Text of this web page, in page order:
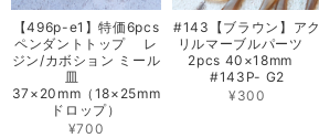
【496p-e1】特価6pcs
ペンダントトップ レ
ジン/カボション ミール
皿
37×20mm（18×25mm
ドロップ）
¥700
#143【ブラウン】アク
リルマーブルパーツ
2pcs 40×18mm
#143P- G2
¥300